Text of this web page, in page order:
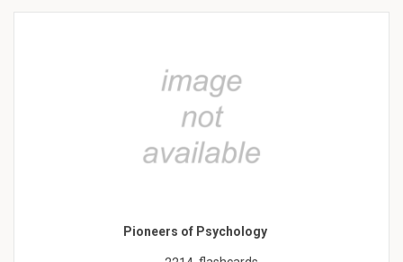
Pioneers of Psychology